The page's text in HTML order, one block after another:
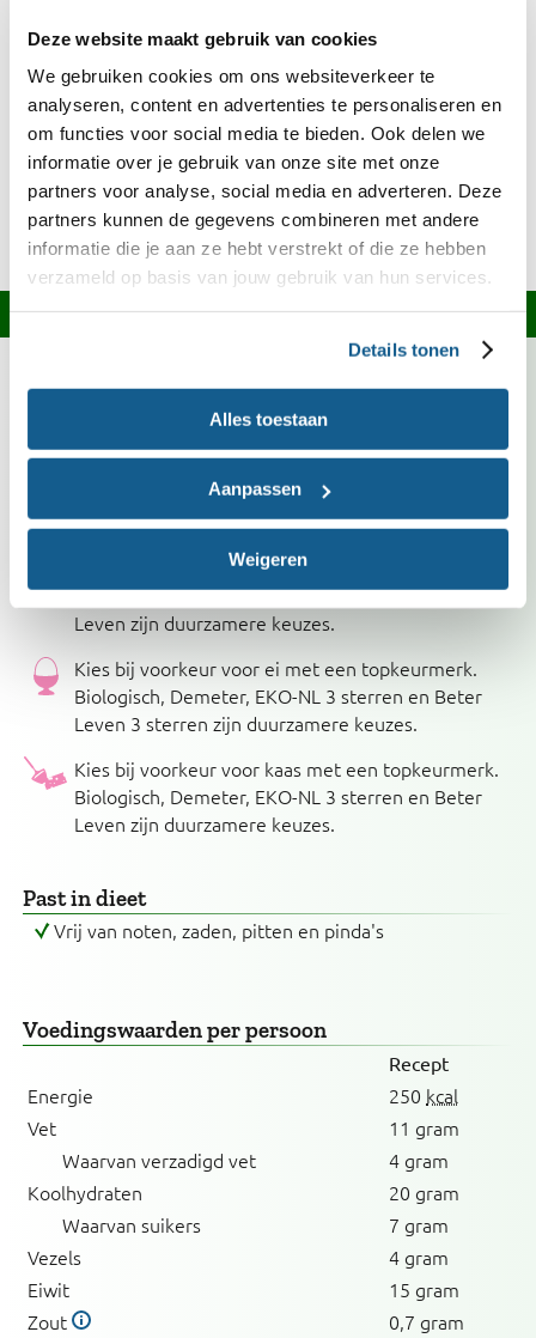
Deze website maakt gebruik van cookies
We gebruiken cookies om ons websiteverkeer te
analyseren, content en advertenties te personaliseren en
om functies voor social media te bieden. Ook delen we
informatie over je gebruik van onze site met onze
partners voor analyse, social media en adverteren. Deze
partners kunnen de gegevens combineren met andere
informatie die je aan ze hebt verstrekt of die ze hebben
verzameld op basis van jouw gebruik van hun services.
Details tonen
Alles toestaan
Aanpassen
Weigeren
Gezond?-app.
Ingrediënten over?
Kijk op onzereceptensitewelke recepten je ermee
kunt maken of bekijk het bewaaradvies in onze
Bewaarwijzer.
Informatie over dit recept
Dit recept voldoet niet volledig aan de Schijf van
Lees meer over onze criteria.
Tomaat is deze maand in Nederland in het seizoen.
Kies bij voorkeur voor groente met het Biologisch,
Demeter of EKO-NL 3 sterren keurmerk.
Kies bij voorkeur voor melk met een topkeurmerk.
Biologisch, Demeter, EKO-NL 3 sterren en Beter
Leven zijn duurzamere keuzes.
Kies bij voorkeur voor ei met een topkeurmerk.
Biologisch, Demeter, EKO-NL 3 sterren en Beter
Leven 3 sterren zijn duurzamere keuzes.
Kies bij voorkeur voor kaas met een topkeurmerk.
Biologisch, Demeter, EKO-NL 3 sterren en Beter
Leven zijn duurzamere keuzes.
Past in dieet
Vrij van noten, zaden, pitten en pinda's
Voedingswaardenper persoon
Recept
Energie 250 kcal
Vet
11 gram
Waarvan verzadigd vet
4 gram
Koolhydraten
20 gram
Waarvan suikers
7 gram
Vezels
4 gram
Eiwit
15 gram
Zout
0,7 gram